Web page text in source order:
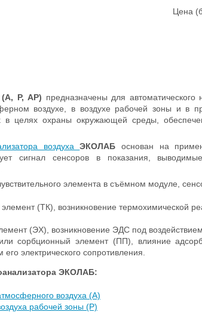
Цена
Р, АР) предназначены для
воздухе, в воздухе рабочей зоны и в
в целях охраны окружающей среды,
воздухаЭКОЛАБ основан на
сигнал сенсоров в показания,
элемента в съёмном модуле,
(ТК), возникновение термохимической
(ЭХ), возникновение ЭДС под
сорбционный элемент (ПП), влияние
электрического сопротивления.
ЭКОЛАБ:
воздуха (А)
рабочей зоны (Р)